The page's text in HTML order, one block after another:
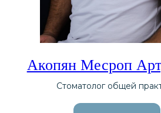
Акопян Месроп
Стоматолог общей